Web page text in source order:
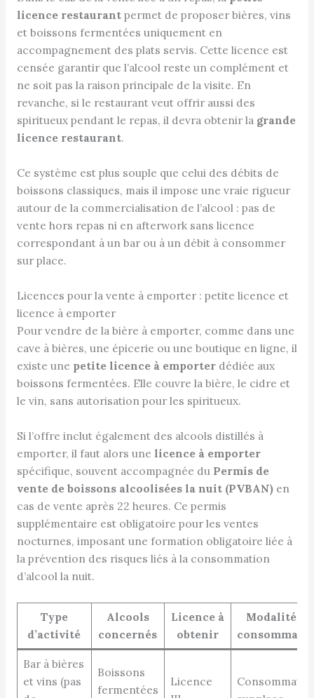
licence restaurantpermet de proposer bières, vins
et boissons fermentées uniquement en
accompagnement des plats servis. Cette licence est
censée garantir que l’alcool reste un complément et
ne soit pas la raison principale de la visite. En
revanche, si le restaurant veut offrir aussi des
spiritueux pendant le repas, il devra obtenir la grande
licence restaurant.
Ce système est plus souple que celui des débits de
boissons classiques, mais il impose une vraie rigueur
autour de la commercialisation de l’alcool : pas de
vente hors repas ni en afterwork sans licence
correspondant à un bar ou à un débit à consommer
sur place.
Licences pour la vente à emporter : petite licence et
licence à emporter
Pour vendre de la bière à emporter, comme dans une
cave à bières, une épicerie ou une boutique en ligne, il
existe une petite licence à emporterdédiée aux
boissons fermentées. Elle couvre la bière, le cidre et
le vin, sans autorisation pour les spiritueux.
Si l’offre inclut également des alcools distillés à
emporter, il faut alors une licence à emporter
spécifique, souvent accompagnée du Permis de
vente de boissons alcoolisées la nuit (PVBAN)en
cas de vente après 22 heures. Ce permis
supplémentaire est obligatoire pour les ventes
nocturnes, imposant une formation obligatoire liée à
la prévention des risques liés à la consommation
d’alcool la nuit.
Type
d’activité
Alcools
concernés
Licence à
obtenir
Modalité de
Bar à bières
et vins (pas
Boissons
fermentées
Licence